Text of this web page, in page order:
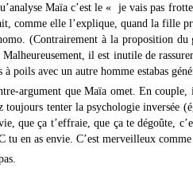
Maïa c’est le « je vais pas
comme elle l’explique, quand la fille
(Contrairement à la proposition
Malheureusement, il est inutile de
poils avec un autre homme estabas
argument que Maïa omet. En
toujours tenter la psychologie inversée
que ça t’effraie, que ça te dégoûte,
tu en as envie. C’est merveilleux